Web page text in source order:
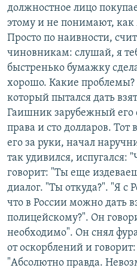
должностное лицо
этому и не понимают,
Просто по наивности,
чиновникам: слушай, я
быстренько бумажку
хорошо. Какие проблемы?
который пытался дать
Гаишник зарубежный его
права и сто долларов. Тот
его за руки, начал
так удивился, испугался:
говорит: "Ты еще
диалог. "Ты откуда?". "Я с
что в России можно дать
полицейскому?". Он
необходимо". Он снял
от оскорблений и
"Абсолютно правда.